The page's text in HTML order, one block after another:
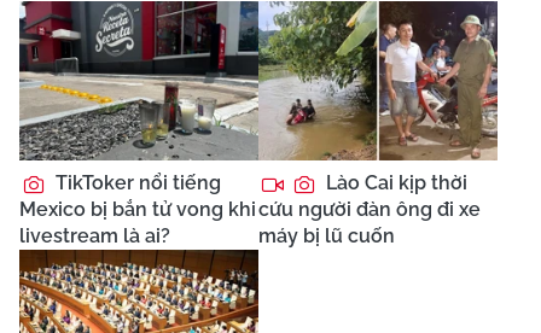
TikToker nổi tiếng
Mexico bị bắn tử vong khi
livestream là ai?
Lào Cai kịp thời
cứu người đàn ông đi xe
máy bị lũ cuốn